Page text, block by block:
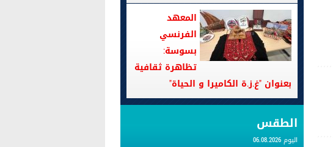
المعهد
الفرنسي
بسوسة:
تظاهرة ثقافية
بعنوان "غ.ز.ة الكاميرا و الحياة"
الطقس
اليوم 06.08.2026